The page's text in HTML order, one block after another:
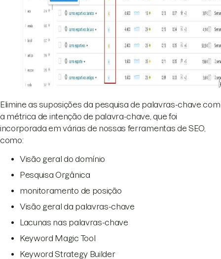
Elimine as suposições da pesquisa de palavras-chave com
a métrica de intenção de palavra-chave, que foi
incorporada em várias de nossas ferramentas de SEO,
como:
Visão geral do domínio
Pesquisa Orgânica
monitoramento de posição
Visão geral da palavras-chave
Lacunas nas palavras-chave
Keyword Magic Tool
Keyword Strategy Builder